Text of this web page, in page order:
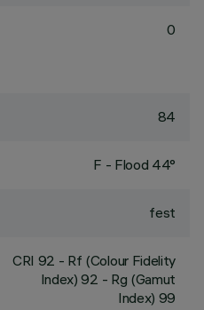
0
84
F - Flood 44°
fest
CRI 92 - Rf (Colour Fidelity
Index) 92 - Rg (Gamut
Index) 99